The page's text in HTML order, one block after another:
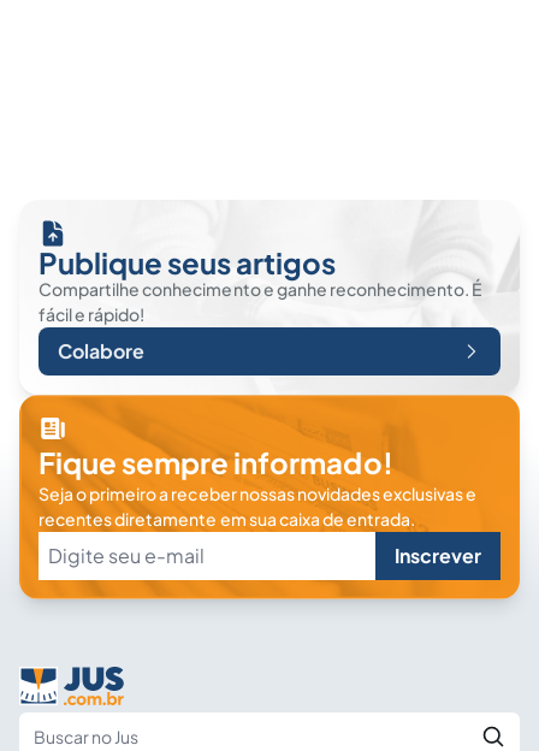
Publique seus artigos
Compartilhe conhecimento e ganhe reconhecimento. É
fácil e rápido!
Colabore
Fique sempre informado!
Seja o primeiro a receber nossas novidades exclusivas e
recentes diretamente em sua caixa de entrada.
Inscrever